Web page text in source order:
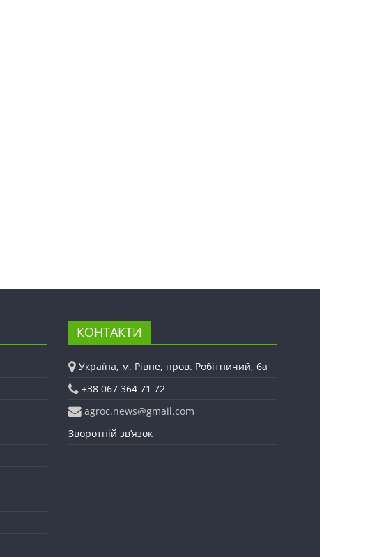
КОНТАКТИ
Україна, м. Рівне, пров. Робітничий, 6а
+38 067 364 71 72
agroc.news@gmail.com
Зворотній зв’язок